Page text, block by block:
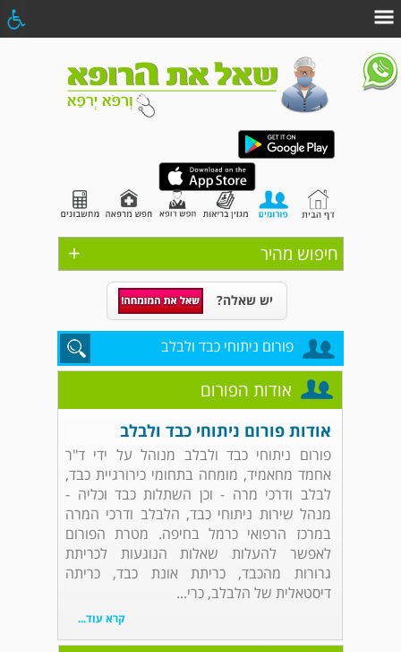
+ חיפוש מהיר
יש שאלה?
פורום ניתוחי כבד ולבלב
אודות הפורום
אודות פורום ניתוחי כבד ולבלב
פורום ניתוחי כבד ולבלב מנוהל על ידי ד"ר
אחמד מחאמיד, מומחה בתחומי כירורגיית כבד,
לבלב ודרכי מרה - וכן השתלות כבד וכליה -
מנהל שירות ניתוחי כבד, הלבלב ודרכי המרה
במרכז הרפואי כרמל בחיפה. מטרת הפורום
לאפשר להעלות שאלות הנוגעות לכריתת
גרורות מהכבד, כריתת אונת כבד, כריתה
דיסטאלית של הלבלב, כרי...
קרא עוד...